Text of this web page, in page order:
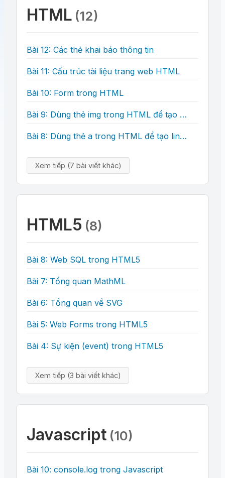
HTML (12)
Bài 12: Các thẻ khai báo thông tin
Bài 11: Cấu trúc tài liệu trang web HTML
Bài 10: Form trong HTML
Bài 9: Dùng thẻ img trong HTML để tạo hình ảnh
Bài 8: Dùng thẻ a trong HTML để tạo links
Xem tiếp (7 bài viết khác)
HTML5 (8)
Bài 8: Web SQL trong HTML5
Bài 7: Tổng quan MathML
Bài 6: Tổng quan về SVG
Bài 5: Web Forms trong HTML5
Bài 4: Sự kiện (event) trong HTML5
Xem tiếp (3 bài viết khác)
Javascript (10)
Bài 10: console.log trong Javascript